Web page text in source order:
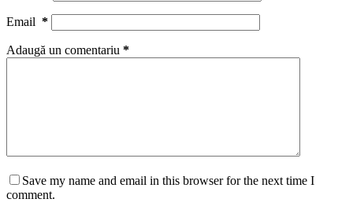
Email *
Adaugă un comentariu *
Save my name and email in this browser for the next time I
comment.